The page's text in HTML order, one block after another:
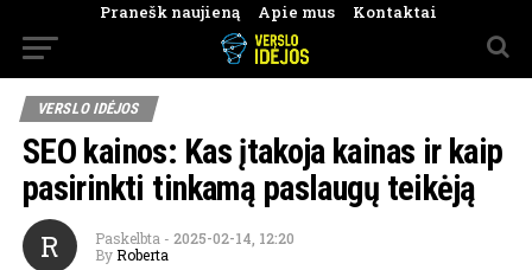
Pranešk naujieną Apie mus Kontaktai
VERSLO IDĖJOS
SEO kainos: Kas įtakoja kainas ir kaip
pasirinkti tinkamą paslaugų teikėją
R Paskelbta - 2025-02-14, 12:20
By Roberta